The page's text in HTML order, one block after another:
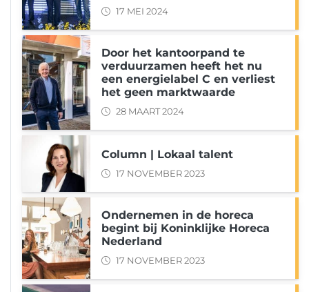
17 MEI 2024
Door het kantoorpand te
verduurzamen heeft het nu
een energielabel C en verliest
het geen marktwaarde
28 MAART 2024
Column | Lokaal talent
17 NOVEMBER 2023
Ondernemen in de horeca
begint bij Koninklijke Horeca
Nederland
17 NOVEMBER 2023